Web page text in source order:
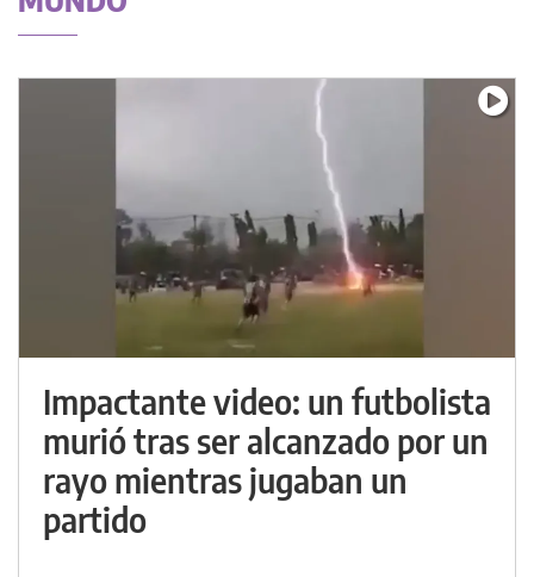
Impactante video: un futbolista
murió tras ser alcanzado por un
rayo mientras jugaban un
partido